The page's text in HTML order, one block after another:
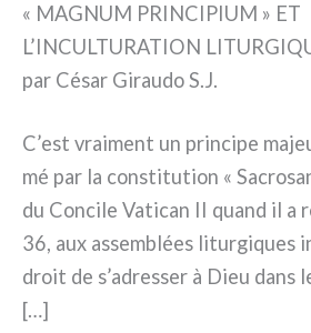
« MAGNUM PRINCIPIUM » ET
L’INCULTURATION
par César Giraudo S.J.
C’est vrai­ment un prin­ci­pe
mé par la con­sti­tu­tion «
du Concile Vatican II quand il a
36, aux assem­blées litur­gi­ques
droit de s’adresser à Dieu dans
[…]